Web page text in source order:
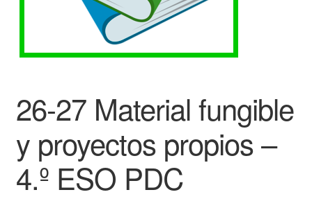
26-27 Material fungible
y proyectos propios –
4.º ESO PDC